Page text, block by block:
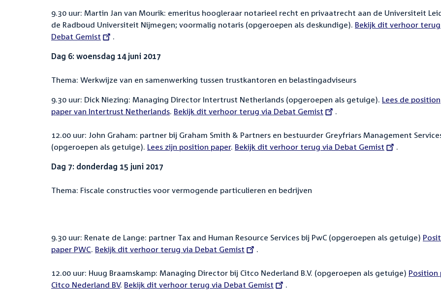
9.30 uur: Martin Jan van Mourik: emeritus hoogleraar notarieel recht en privaatrecht aan de Universiteit
de Radboud Universiteit Nijmegen; voormalig notaris (opgeroepen als deskundige). External
Bekijk dit verhoor
Debat Gemist
.
Dag 6: woensdag 14 juni 2017
Thema: Werkwijze van en samenwerking tussen trustkantoren en belastingadviseurs
9.30 uur: Dick Niezing: Managing Director Intertrust Netherlands (opgeroepen als getuige). Lees de position
paper van Intertrust Netherlands. External
Bekijk dit verhoor terug via Debat Gemist .
12.00 uur: John Graham: partner bij Graham Smith & Partners en bestuurder Greyfriars Management
(opgeroepen als getuige). Lees zijn position paper. External
Bekijk dit verhoor terug via Debat Gemist
.
Dag 7: donderdag 15 juni 2017
Thema: Fiscale constructies voor vermogende particulieren en bedrijven
9.30 uur: Renate de Lange: partner Tax and Human Resource Services bij PwC (opgeroepen als getuige)
paper PWC. External
Bekijk dit verhoor terug via Debat Gemist .
12.00 uur: Huug Braamskamp: Managing Director bij Citco Nederland B.V. (opgeroepen als getuige) Position
Citco Nederland BV. External
Bekijk dit verhoor terug via Debat Gemist .